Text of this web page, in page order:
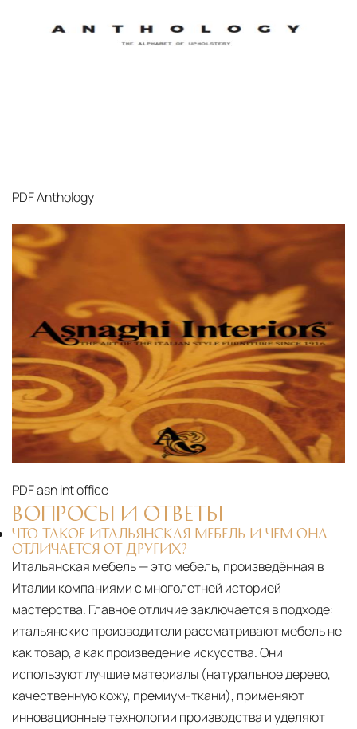
PDFAnthology
PDFasn int office
ВОПРОСЫ И ОТВЕТЫ
ЧТО ТАКОЕ ИТАЛЬЯНСКАЯ МЕБЕЛЬ И ЧЕМ ОНА
ОТЛИЧАЕТСЯ ОТ ДРУГИХ?
Итальянская мебель — это мебель, произведённая в
Италии компаниями с многолетней историей
мастерства. Главное отличие заключается в подходе:
итальянские производители рассматривают мебель не
как товар, а как произведение искусства. Они
используют лучшие материалы (натуральное дерево,
качественную кожу, премиум-ткани), применяют
инновационные технологии производства и уделяют